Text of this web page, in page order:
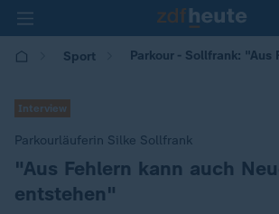
Sport Parkour - Sollfrank:
Interview
Parkourläuferin Silke Sollfrank
:"Aus Fehlern kann auch
entstehen"